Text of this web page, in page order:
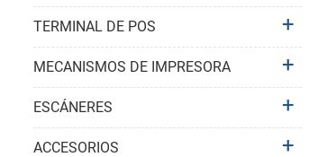
TERMINAL DE POS
MECANISMOS DE IMPRESORA
ESCÁNERES
ACCESORIOS